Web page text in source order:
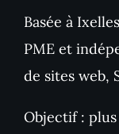
Basée à
PME et
de sites web,
Objectif :